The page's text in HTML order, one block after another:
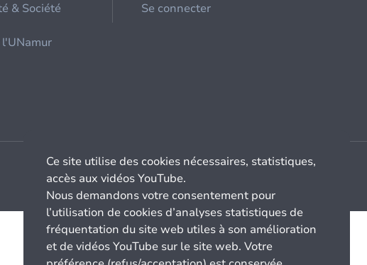
& Société Se connecter
Ce site utilise des cookies nécessaires, statistiques,
accès aux vidéos YouTube.
Nous demandons votre consentement pour
l’utilisation de cookies d’analyses statistiques de
fréquentation du site web utiles à son amélioration
et de vidéos YouTube sur le site web. Votre